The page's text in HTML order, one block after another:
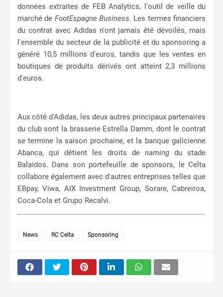
données extraites de FEB Analytics, l'outil de veille du
marché de FootEspagne Business. Les termes financiers
du contrat avec Adidas n'ont jamais été dévoilés, mais
l'ensemble du secteur de la publicité et du sponsoring a
généré 10,5 millions d'euros, tandis que les ventes en
boutiques de produits dérivés ont atteint 2,3 millions
d'euros.
Aux côté d'Adidas, les deux autres principaux partenaires
du club sont la brasserie Estrella Damm, dont le contrat
se termine la saison prochaine, et la banque galicienne
Abanca, qui détient les droits de naming du stade
Balaidos. Dans son portefeuille de sponsors, le Celta
collabore également avec d'autres entreprises telles que
EBpay, Viwa, AIX Investment Group, Sorare, Cabreiroa,
Coca-Cola et Grupo Recalvi.
News RC Celta Sponsoring